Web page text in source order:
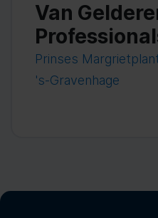
Van
Prinses
's-Gravenhage